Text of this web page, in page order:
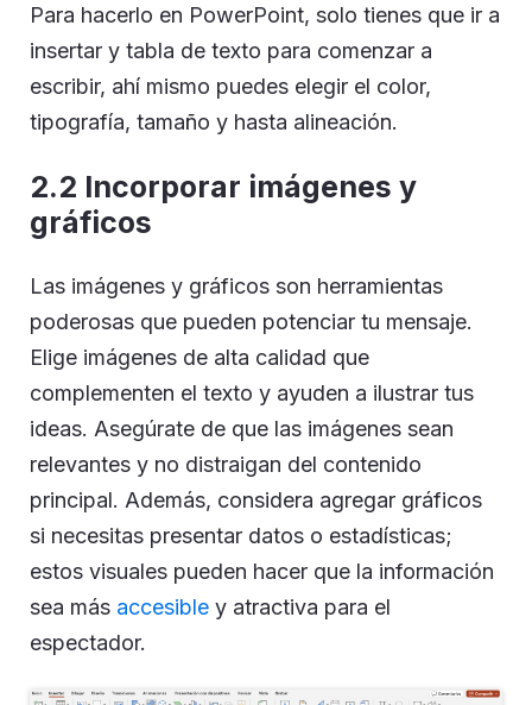
Para hacerlo en PowerPoint, solo tienes que ir a
insertar y tabla de texto para comenzar a
escribir, ahí mismo puedes elegir el color,
tipografía, tamaño y hasta alineación.
2.2 Incorporar imágenes y
gráficos
Las imágenes y gráficos son herramientas
poderosas que pueden potenciar tu mensaje.
Elige imágenes de alta calidad que
complementen el texto y ayuden a ilustrar tus
ideas. Asegúrate de que las imágenes sean
relevantes y no distraigan del contenido
principal. Además, considera agregar gráficos
si necesitas presentar datos o estadísticas;
estos visuales pueden hacer que la información
sea más accesible y atractiva para el
espectador.